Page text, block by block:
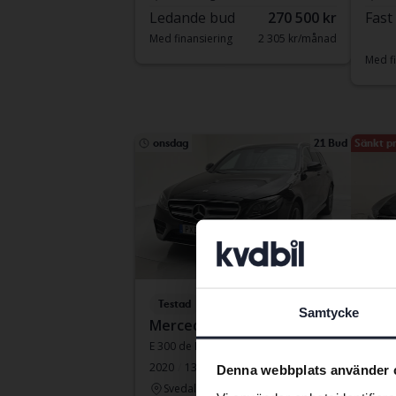
Samtycke
Denna webbplats använder
Ledande bud 270 500 kr
Med finansiering 2 305 kr/månad
Med
onsdag 21 Bud
Testad
Mercedes E-Klass
E 300 de Kombi 316hk
2020
13 437 mil
El/Diesel
Svedala
Sänkt
2022